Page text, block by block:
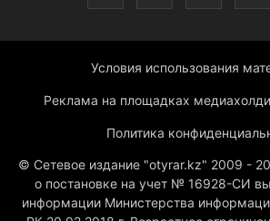
Условия использования
Реклама на площадках
Политика
© Сетевое издание "otyrar.kz" 2009 -
о постановке на учет № 16928-СИ
информации Министерства